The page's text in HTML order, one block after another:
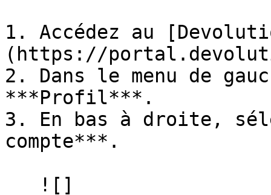
1. Accédez au
(https://
2. Dans le menu de
***Profil***.
3. En bas à droite,
compte***.